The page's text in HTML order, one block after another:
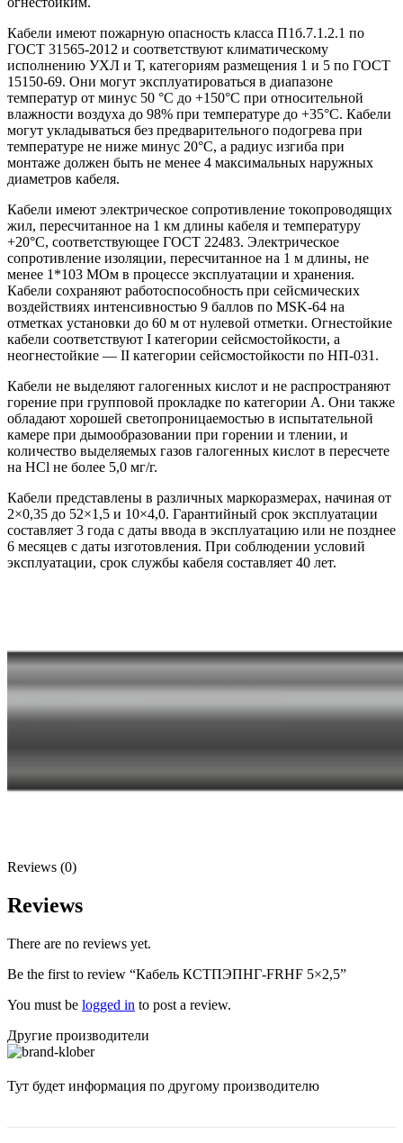
Кабели имеют пожарную опасность класса П1б.7.1.2.1 по
ГОСТ 31565-2012 и соответствуют климатическому
исполнению УХЛ и Т, категориям размещения 1 и 5 по ГОСТ
15150-69. Они могут эксплуатироваться в диапазоне
температур от минус 50 °C до +150°C при относительной
влажности воздуха до 98% при температуре до +35°C. Кабели
могут укладываться без предварительного подогрева при
температуре не ниже минус 20°C, а радиус изгиба при
монтаже должен быть не менее 4 максимальных наружных
диаметров кабеля.
Кабели имеют электрическое сопротивление токопроводящих
жил, пересчитанное на 1 км длины кабеля и температуру
+20°C, соответствующее ГОСТ 22483. Электрическое
сопротивление изоляции, пересчитанное на 1 м длины, не
менее 1*103 МОм в процессе эксплуатации и хранения.
Кабели сохраняют работоспособность при сейсмических
воздействиях интенсивностью 9 баллов по MSK-64 на
отметках установки до 60 м от нулевой отметки. Огнестойкие
кабели соответствуют I категории сейсмостойкости, а
неогнестойкие — II категории сейсмостойкости по НП-031.
Кабели не выделяют галогенных кислот и не распространяют
горение при групповой прокладке по категории А. Они также
обладают хорошей светопроницаемостью в испытательной
камере при дымообразовании при горении и тлении, и
количество выделяемых газов галогенных кислот в пересчете
на HCl не более 5,0 мг/г.
Кабели представлены в различных маркоразмерах, начиная от
2×0,35 до 52×1,5 и 10×4,0. Гарантийный срок эксплуатации
составляет 3 года с даты ввода в эксплуатацию или не позднее
6 месяцев с даты изготовления. При соблюдении условий
эксплуатации, срок службы кабеля составляет 40 лет.
Reviews (0)
Reviews
There are no reviews yet.
Be the first to review “Кабель КСТПЭПНГ-FRHF 5×2,5”
You must be logged in to post a review.
Другие производители
Тут будет информация по другому производителю